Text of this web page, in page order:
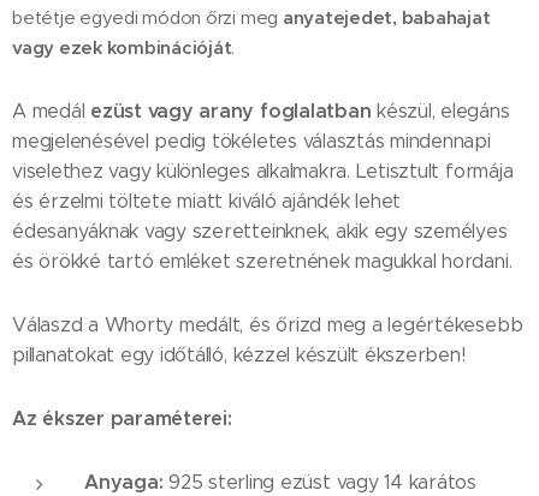
betétje egyedi módon őrzi meg anyatejedet, babahajat
vagy ezek kombinációját.
A medál ezüst vagy arany foglalatban készül, elegáns
megjelenésével pedig tökéletes választás mindennapi
viselethez vagy különleges alkalmakra. Letisztult formája
és érzelmi töltete miatt kiváló ajándék lehet
édesanyáknak vagy szeretteinknek, akik egy személyes
és örökké tartó emléket szeretnének magukkal hordani.
Válaszd a Whorty medált, és őrizd meg a legértékesebb
pillanatokat egy időtálló, kézzel készült ékszerben!
Az ékszer paraméterei:
Anyaga: 925 sterling ezüst vagy 14 karátos